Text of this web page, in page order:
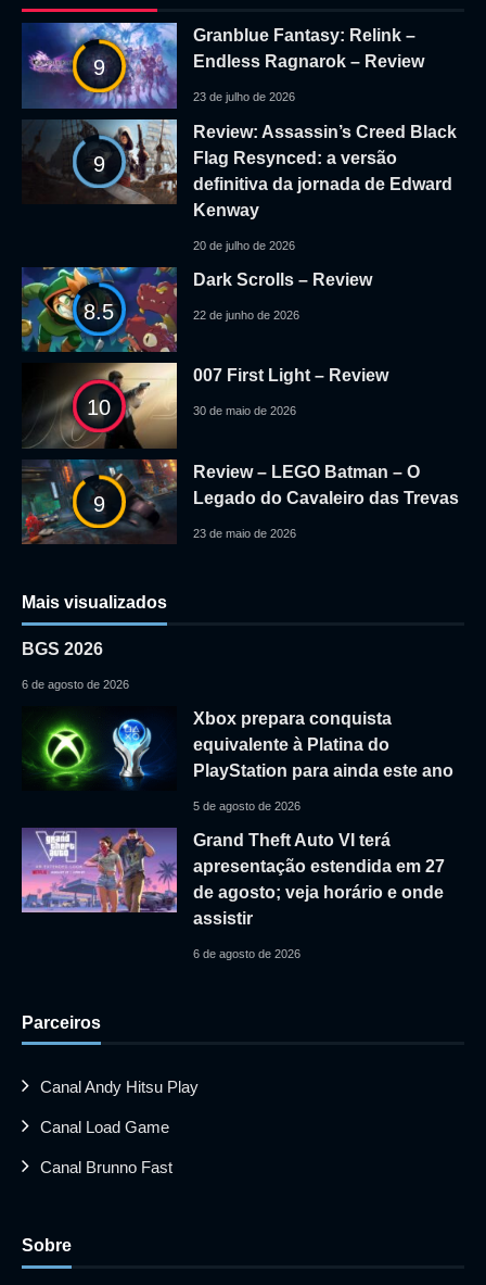
9
Granblue Fantasy: Relink –
Endless Ragnarok – Review
23 de julho de 2026
9
Review: Assassin’s Creed Black
Flag Resynced: a versão
definitiva da jornada de Edward
Kenway
20 de julho de 2026
8.5
Dark Scrolls – Review
22 de junho de 2026
10
007 First Light – Review
30 de maio de 2026
9
Review – LEGO Batman – O
Legado do Cavaleiro das Trevas
23 de maio de 2026
Mais visualizados
BGS 2026
6 de agosto de 2026
Xbox prepara conquista
equivalente à Platina do
PlayStation para ainda este ano
5 de agosto de 2026
Grand Theft Auto VI terá
apresentação estendida em 27
de agosto; veja horário e onde
assistir
6 de agosto de 2026
Parceiros
Canal Andy Hitsu Play
Canal Load Game
Canal Brunno Fast
Sobre